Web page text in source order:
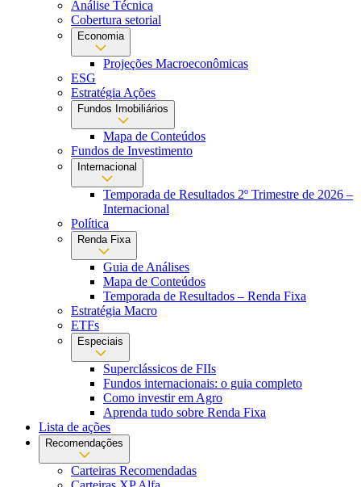
Análise Técnica
Cobertura setorial
Economia
Projeções Macroeconômicas
ESG
Estratégia Ações
Fundos Imobiliários
Mapa de Conteúdos
Fundos de Investimento
Internacional
Temporada de Resultados 2º Trimestre de 2026 –
Internacional
Política
Renda Fixa
Guia de Análises
Mapa de Conteúdos
Temporada de Resultados – Renda Fixa
Estratégia Macro
ETFs
Especiais
Superclássicos de FIIs
Fundos internacionais: o guia completo
Como investir em Agro
Aprenda tudo sobre Renda Fixa
Lista de ações
Recomendações
Carteiras Recomendadas